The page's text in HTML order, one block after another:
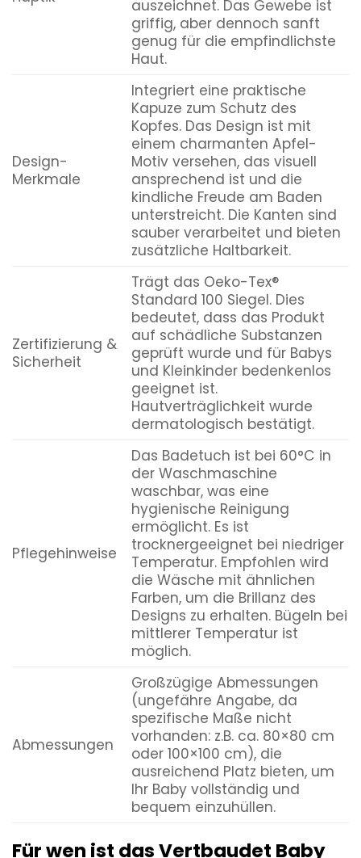
auszeichnet. Das Gewebe ist
griffig, aber dennoch sanft
genug für die empfindlichste
Haut.
Design-
Merkmale
Integriert eine praktische
Kapuze zum Schutz des
Kopfes. Das Design ist mit
einem charmanten Apfel-
Motiv versehen, das visuell
ansprechend ist und die
kindliche Freude am Baden
unterstreicht. Die Kanten sind
sauber verarbeitet und bieten
zusätzliche Haltbarkeit.
Zertifizierung &
Sicherheit
Trägt das Oeko-Tex®
Standard 100 Siegel. Dies
bedeutet, dass das Produkt
auf schädliche Substanzen
geprüft wurde und für Babys
und Kleinkinder bedenkenlos
geeignet ist.
Hautverträglichkeit wurde
dermatologisch bestätigt.
Pflegehinweise
Das Badetuch ist bei 60°C in
der Waschmaschine
waschbar, was eine
hygienische Reinigung
ermöglicht. Es ist
trocknergeeignet bei niedriger
Temperatur. Empfohlen wird
die Wäsche mit ähnlichen
Farben, um die Brillanz des
Designs zu erhalten. Bügeln bei
mittlerer Temperatur ist
möglich.
Abmessungen
Großzügige Abmessungen
(ungefähre Angabe, da
spezifische Maße nicht
vorhanden: z.B. ca. 80×80 cm
oder 100×100 cm), die
ausreichend Platz bieten, um
Ihr Baby vollständig und
bequem einzuhüllen.
Für wen ist das Vertbaudet Baby